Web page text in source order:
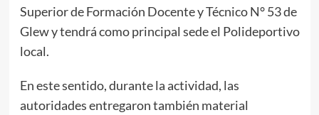
Superior de Formación Docente y Técnico N° 53 de
Glew y tendrá como principal sede el Polideportivo
local.
En este sentido, durante la actividad, las
autoridades entregaron también material